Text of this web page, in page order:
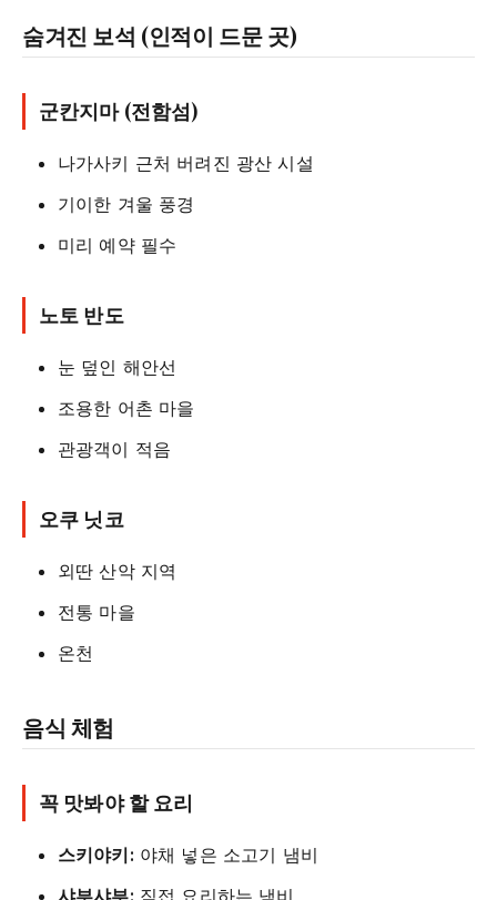
숨겨진 보석 (인적이 드문 곳)
군칸지마 (전함섬)
나가사키 근처 버려진 광산 시설
기이한 겨울 풍경
미리 예약 필수
노토 반도
눈 덮인 해안선
조용한 어촌 마을
관광객이 적음
오쿠 닛코
외딴 산악 지역
전통 마을
온천
음식 체험
꼭 맛봐야 할 요리
스키야키: 야채 넣은 소고기 냄비
샤부샤부: 직접 요리하는 냄비